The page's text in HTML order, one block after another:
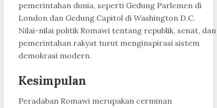
pemerintahan dunia, seperti Gedung Parlemen di
London dan Gedung Capitol di Washington D.C.
Nilai-nilai politik Romawi tentang republik, senat, dan
pemerintahan rakyat turut menginspirasi sistem
demokrasi modern.
Kesimpulan
Peradaban Romawi merupakan cerminan